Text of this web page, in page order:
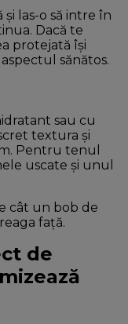
las-o să intre în
Dacă te
protejată își
sănătos.
sau cu
textura și
Pentru tenul
uscate și unul
cât un bob de
față.
de